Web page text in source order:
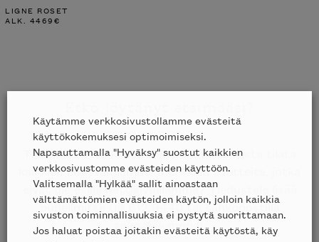
LIGNE ROSET
ALK. 4469€
Tiesithän, että kauttamme on mahdollista tilata
kaikkien edustamiemme merkkien tuotteita, jotka
eivät ole esillä nettisivuillamme? Tiedustele lisää
puhelimitse09 612 9440tai sähköpostilla
sales@skanno.fi
Käytämme verkkosivustollamme evästeitä
käyttökokemuksesi optimoimiseksi.
Napsauttamalla "Hyväksy" suostut kaikkien
verkkosivustomme evästeiden käyttöön.
Valitsemalla "Hylkää" sallit ainoastaan
välttämättömien evästeiden käytön, jolloin kaikkia
sivuston toiminnallisuuksia ei pystytä suorittamaan.
Jos haluat poistaa joitakin evästeitä käytöstä, käy